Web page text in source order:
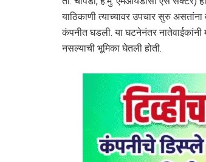
याठिकाणी त्याच्यावर उपचार सुरु असतांना
कंपनीत घडली. या घटनेनंतर नातेवाईकांनी
नसल्याची भूमिका घेतली होती.